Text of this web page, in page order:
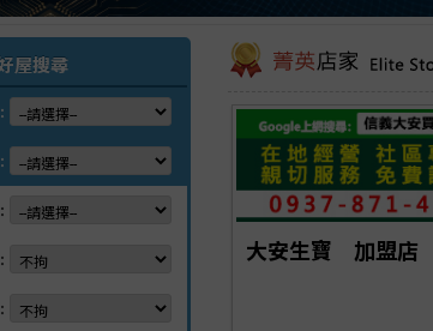
屋搜尋
我家網房屋買賣
大安生寶　加盟店